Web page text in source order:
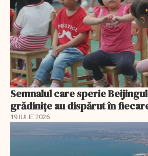
Semnalul care sperie
grădinițe au dispărut în
19 IULIE 2026